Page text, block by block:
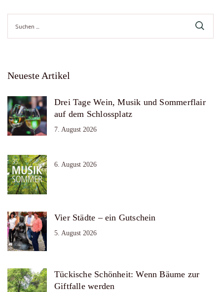
nach:
Neueste Artikel
Drei Tage Wein, Musik und Sommerflair
auf dem Schlossplatz
7. August 2026
6. August 2026
Vier Städte – ein Gutschein
5. August 2026
Tückische Schönheit: Wenn Bäume zur
Giftfalle werden